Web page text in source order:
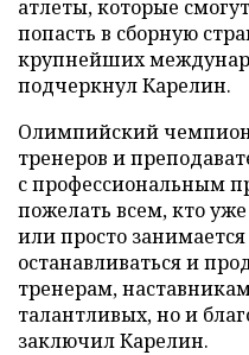
атлеты, которые
попасть в сборную
крупнейших
подчеркнул Карелин.
Олимпийский
тренеров и
с профессиональным
пожелать всем, кто
или просто
останавливаться и
тренерам,
талантливых, но и
заключил Карелин.